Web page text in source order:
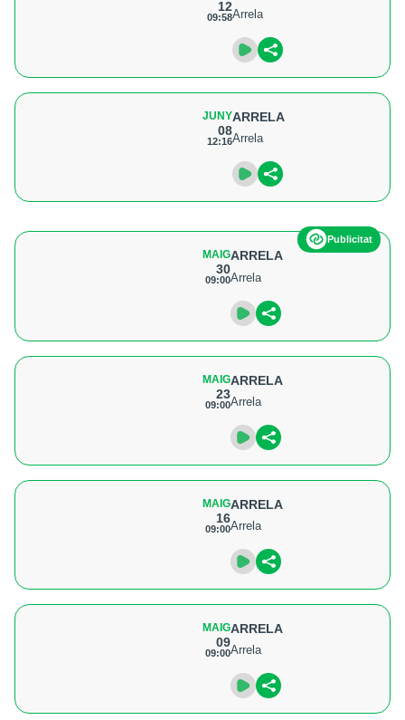
12
09:58Arrela
JUNY
08
12:16
ARRELA
Arrela
Publicitat
MAIG
30
09:00
ARRELA
Arrela
MAIG
23
09:00
ARRELA
Arrela
MAIG
16
09:00
ARRELA
Arrela
MAIG
09
09:00
ARRELA
Arrela